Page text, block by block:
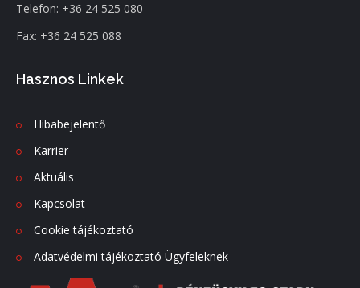
Telefon: +36 24 525 080
Fax: +36 24 525 088
Hasznos Linkek
Hibabejelentő
Karrier
Aktuális
Kapcsolat
Cookie tájékoztató
Adatvédelmi tájékoztató Ügyfeleknek